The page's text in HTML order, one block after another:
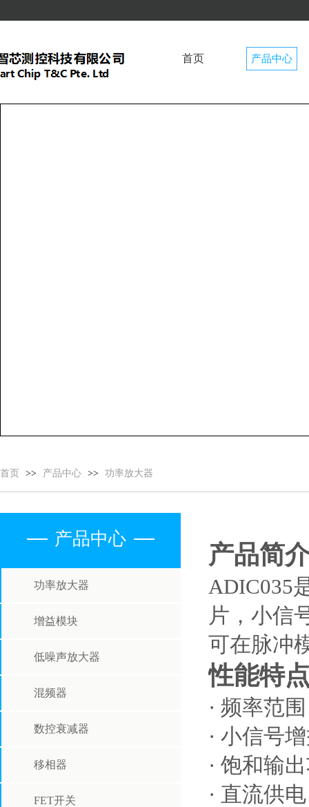
首页 产品中心
首页 >> 产品中心 >> 功率放大器
产品中心
功率放大器
增益模块
低噪声放大器
混频器
数控衰减器
移相器
FET开关
产品简
ADIC035
片，小信
可在脉冲
性能特
· 频率范
· 小信号
· 饱和输
· 直流供